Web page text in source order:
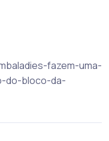
fazem-uma-
do-bloco-da-